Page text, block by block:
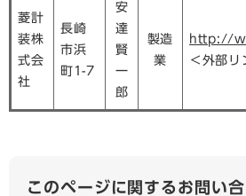
菱計
装株
式会
社
長崎
市浜
町1-7
安
達
賢
一
郎
製造
業
http://
＜外部リ
このページに関するお問い